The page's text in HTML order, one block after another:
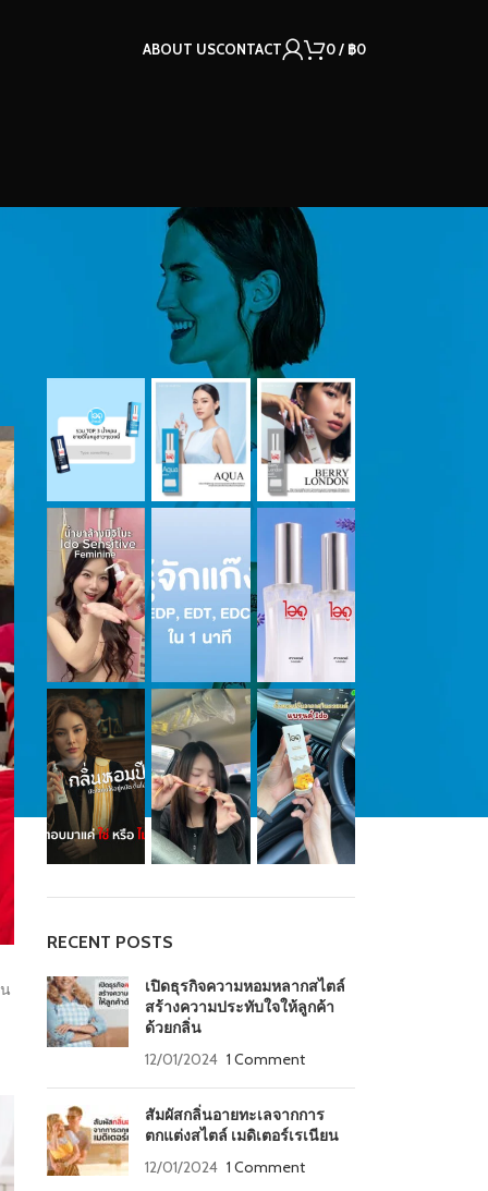
ABOUT USCONTACT 0/ ฿0
OUR INSTAGRAM
RECENT POSTS
เปิดธุรกิจความหอมหลากสไตล์
สร้างความประทับใจให้ลูกค้า
ด้วยกลิ่น
12/01/2024 1 Comment
สัมผัสกลิ่นอายทะเลจากการ
ตกแต่งสไตล์ เมดิเตอร์เรเนียน
12/01/2024 1 Comment